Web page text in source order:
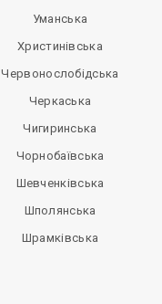
Уманська
Христинівська
Червонослобідська
Черкаська
Чигиринська
Чорнобаївська
Шевченківська
Шполянська
Шрамківська